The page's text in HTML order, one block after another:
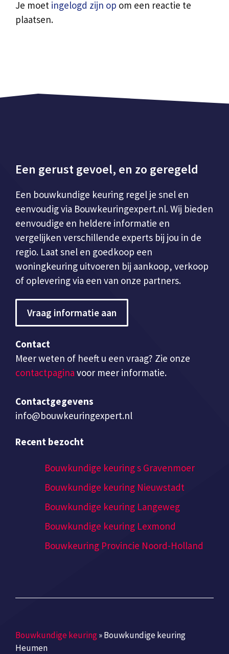
Je moet ingelogd zijn op om een reactie te
plaatsen.
Een gerust gevoel, en zo geregeld
Een bouwkundige keuring regel je snel en
eenvoudig via Bouwkeuringexpert.nl. Wij bieden
eenvoudige en heldere informatie en
vergelijken verschillende experts bij jou in de
regio. Laat snel en goedkoop een
woningkeuring uitvoeren bij aankoop, verkoop
of oplevering via een van onze partners.
Vraag informatie aan
Contact
Meer weten of heeft u een vraag? Zie onze
contactpagina voor meer informatie.
Contactgegevens
info@bouwkeuringexpert.nl
Recent bezocht
Bouwkundige keuring s Gravenmoer
Bouwkundige keuring Nieuwstadt
Bouwkundige keuring Langeweg
Bouwkundige keuring Lexmond
Bouwkeuring Provincie Noord-Holland
Bouwkundige keuring»Bouwkundige keuring
Heumen